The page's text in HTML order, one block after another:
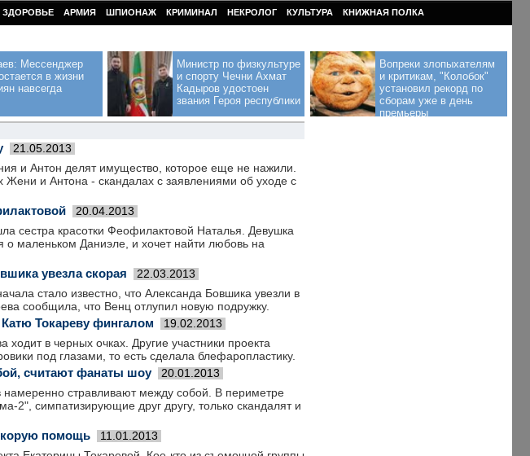
ЗДОРОВЬЕ АРМИЯ ШПИОНАЖ КРИМИНАЛ НЕКРОЛОГ КУЛЬТУРА КНИЖНАЯ ПОЛКА
Мессенджер
в жизни
навсегда
Министр по физкультуре
и спорту Чечни Ахмат
Кадыров удостоен
звания Героя республики
Вопреки злопыхателям
и критикам, "Колобок"
установил рекорд по
сборам уже в день
премьеры
21.05.2013
и Антон делят имущество, которое еще не нажили.
и Антона - скандалах с заявлениями об уходе с
20.04.2013
сестра красотки Феофилактовой Наталья. Девушка
о маленьком Даниэле, и хочет найти любовь на
увезла скорая 22.03.2013
стало известно, что Александа Бовшика увезли в
сообщила, что Венц отлупил новую подружку.
Токареву фингалом 19.02.2013
в черных очках. Другие участники проекта
под глазами, то есть сделала блефаропластику.
считают фанаты шоу 20.01.2013
стравливают между собой. В периметре
2", симпатизирующие друг другу, только скандалят и
помощь 11.01.2013